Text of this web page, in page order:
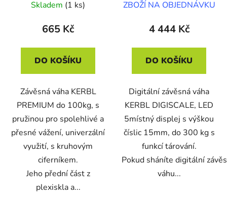
Skladem (1 ks)
665 Kč
DO KOŠÍKU
Závěsná váha KERBL
PREMIUM do 100kg, s
pružinou pro spolehlivé a
přesné vážení, univerzální
využití, s kruhovým
ciferníkem.
Jeho přední část z
plexiskla a...
ZBOŽÍ NA OBJEDNÁVKU
4 444 Kč
DO KOŠÍKU
Digitální závěsná váha
KERBL DIGISCALE, LED
5místný displej s výškou
číslic 15mm, do 300 kg s
funkcí tárování.
Pokud sháníte digitální
váhu...